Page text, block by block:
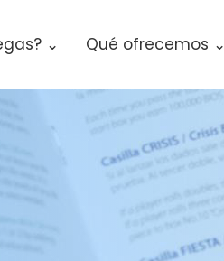
⌄ Qué ofrecemos ⌄